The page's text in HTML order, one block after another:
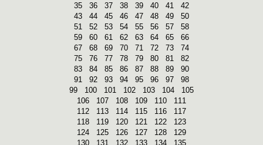
35
36 37 38 39 40 41
42
43
44 45 46 47 48 49
50
51
52 53 54 55 56 57
58
59
60 61 62 63 64 65
66
67
68 69 70 71 72 73
74
75
76 77 78 79 80 81
82
83
84 85 86 87 88 89
90
91
92 93 94 95 96 97
98
99
100 101 102 103 104
105
106
107 108 109 110
111
112
113 114 115 116
117
118
119 120 121 122
123
124
125 126 127 128
129
130
131 132 133 134
135